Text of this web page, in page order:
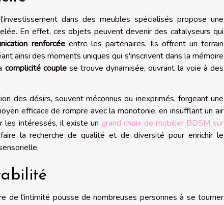
dans des meubles spécialisés propose une
En effet, ces objets peuvent devenir des catalyseurs qui
renforcéeentre les partenaires. Ils offrent un terrain
ainsi des moments uniques qui s'inscrivent dans la mémoire
complicité couplese trouve dynamisée, ouvrant la voie à des
des désirs, souvent méconnus ou inexprimés, forgeant une
efficace de rompre avec la monotonie, en insufflant un air
les intéressés, il existe un grand choix de mobilier BDSM sur
la recherche de qualité et de diversité pour enrichir le
de l'intimité pousse de nombreuses personnes à se tourner